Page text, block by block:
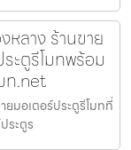
หลาง ร้านขาย
ะตูรีโมทพร้อม
ท.net
มอเตอร์ประตูรีโมทที่
ระตูร